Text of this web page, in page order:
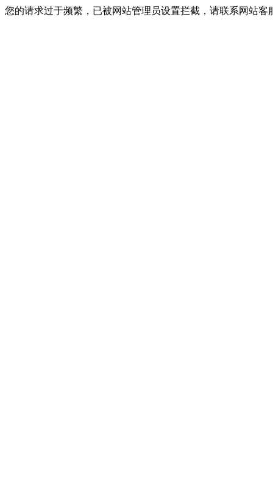
您的请求过于频繁，已被网站管理员设置拦截，请联系网站客